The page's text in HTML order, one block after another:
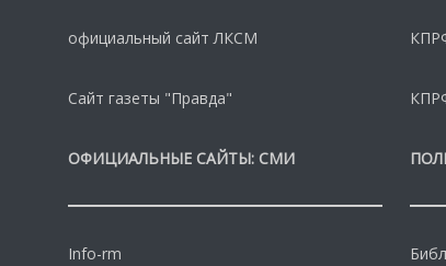
официальный сайт ЛКСМ
Сайт газеты "Правда"
ОФИЦИАЛЬНЫЕ САЙТЫ: СМИ
Info-rm